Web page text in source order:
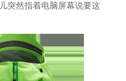
突然指着电脑屏幕说要这